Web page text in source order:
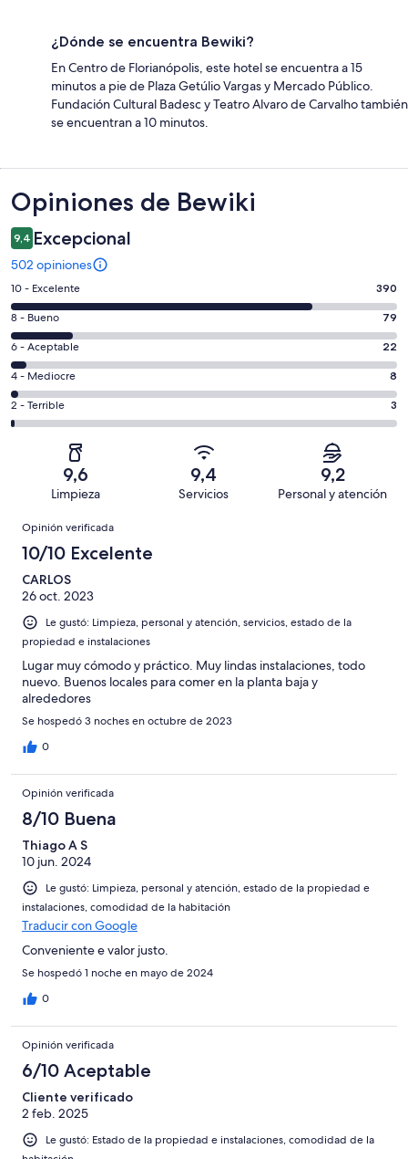
¿Dónde se encuentra Bewiki?
En Centro de Florianópolis, este hotel se encuentra a 15
minutos a pie de Plaza Getúlio Vargas y Mercado Público.
Fundación Cultural Badesc y Teatro Alvaro de Carvalho también
se encuentran a 10 minutos.
Opiniones
Opiniones de Bewiki
9,4 Excepcional
502 opiniones
Evaluación:
10
-
Excelente.
390
de
502
opiniones
10 - Excelente 390
Evaluación:
8
-
Bueno.
79
de
502
opiniones
8 - Bueno 79
Evaluación:
6
-
Aceptable.
22
opiniones
6 - Aceptable 22
Evaluación:
4
-
4 - Mediocre 8
Evaluación:
2
502
opiniones
2 - Terrible 3
9,6
Limpieza
9,4
Servicios
9,2
Personal y atención
Opiniones
Opinión verificada
10/10 Excelente
CARLOS
26 oct. 2023
Le gustó: Limpieza, personal y atención, servicios, estado de la
propiedad e instalaciones
Lugar muy cómodo y práctico. Muy lindas instalaciones, todo
nuevo. Buenos locales para comer en la planta baja y
alrededores
Se hospedó 3 noches en octubre de 2023
0
Opinión verificada
8/10 Buena
Thiago A S
10 jun. 2024
Le gustó: Limpieza, personal y atención, estado de la propiedad e
instalaciones, comodidad de la habitación
Traducir con Google
Conveniente e valor justo.
Se hospedó 1 noche en mayo de 2024
0
Opinión verificada
6/10 Aceptable
Cliente verificado
2 feb. 2025
Le gustó: Estado de la propiedad e instalaciones, comodidad de la